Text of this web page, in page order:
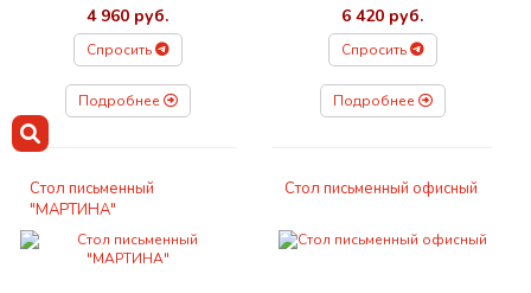
4 960 руб.
Спросить
Подробнее
6 420 руб.
Спросить
Подробнее
Стол письменный
"МАРТИНА"
Стол письменный офисный